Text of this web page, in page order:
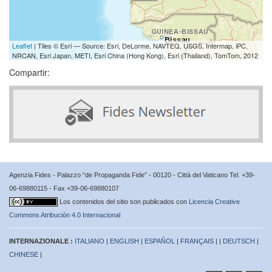
Leaflet | Tiles © Esri — Source: Esri, DeLorme, NAVTEQ, USGS, Intermap, iPC,
NRCAN, Esri Japan, METI, Esri China (Hong Kong), Esri (Thailand), TomTom, 2012
Compartir:
Agenzia Fides - Palazzo “de Propaganda Fide” - 00120 - Città del Vaticano Tel. +39-
06-69880115 - Fax +39-06-69880107
Los contenidos del sitio son publicados con Licencia Creative
Commons Atribución 4.0 Internacional
INTERNAZIONALE : ITALIANO | ENGLISH | ESPAÑOL | FRANÇAIS | | DEUTSCH |
CHINESE |